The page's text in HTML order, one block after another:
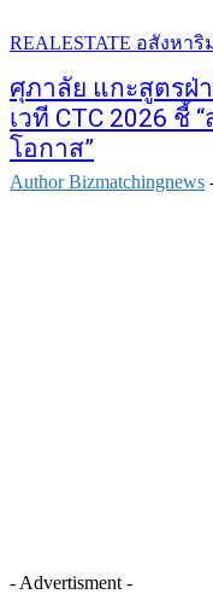
REALESTATE อสังหา
ศุภาลัย แกะสูตรฝ่
เวที CTC 2026
โอกาส”
Author Bizmatchingnews
- Advertisment -